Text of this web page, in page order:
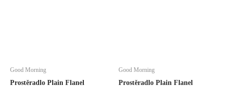
Good Morning
Prostěradlo Plain Flanel
Good Morning
Prostěradlo Plain Flanel